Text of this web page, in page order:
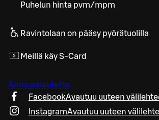
Puhelun hinta pvm/mpm
Ravintolaan on pääsy pyörätuolilla
Meillä käy S-Card
Anna palautetta
FacebookAvautuu uuteen
InstagramAvautuu uuteen